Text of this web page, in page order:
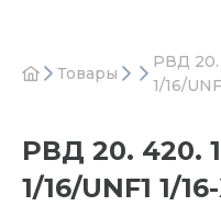
Товары
РВД 20.
1/16/
РВД 20. 420.
1/16/UNF1 1/